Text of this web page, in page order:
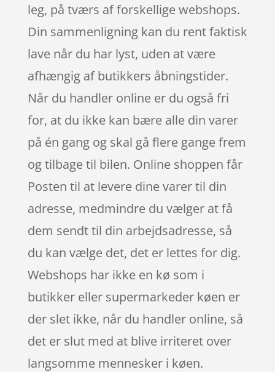
leg, på tværs af forskellige webshops.
Din sammenligning kan du rent faktisk
lave når du har lyst, uden at være
afhængig af butikkers åbningstider.
Når du handler online er du også fri
for, at du ikke kan bære alle din varer
på én gang og skal gå flere gange frem
og tilbage til bilen. Online shoppen får
Posten til at levere dine varer til din
adresse, medmindre du vælger at få
dem sendt til din arbejdsadresse, så
du kan vælge det, det er lettes for dig.
Webshops har ikke en kø som i
butikker eller supermarkeder køen er
der slet ikke, når du handler online, så
det er slut med at blive irriteret over
langsomme mennesker i køen.